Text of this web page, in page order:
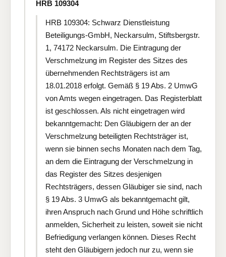
HRB 109304
HRB 109304: Schwarz Dienstleistung
Beteiligungs-GmbH, Neckarsulm, Stiftsbergstr.
1, 74172 Neckarsulm. Die Eintragung der
Verschmelzung im Register des Sitzes des
übernehmenden Rechtsträgers ist am
18.01.2018 erfolgt. Gemäß § 19 Abs. 2 UmwG
von Amts wegen eingetragen. Das Registerblatt
ist geschlossen. Als nicht eingetragen wird
bekanntgemacht: Den Gläubigern der an der
Verschmelzung beteiligten Rechtsträger ist,
wenn sie binnen sechs Monaten nach dem Tag,
an dem die Eintragung der Verschmelzung in
das Register des Sitzes desjenigen
Rechtsträgers, dessen Gläubiger sie sind, nach
§ 19 Abs. 3 UmwG als bekanntgemacht gilt,
ihren Anspruch nach Grund und Höhe schriftlich
anmelden, Sicherheit zu leisten, soweit sie nicht
Befriedigung verlangen können. Dieses Recht
steht den Gläubigern jedoch nur zu, wenn sie